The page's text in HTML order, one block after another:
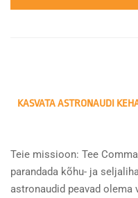
KASVATA ASTRONAUDI
Teie missioon: Tee
parandada kõhu- ja
astronaudid peavad olema